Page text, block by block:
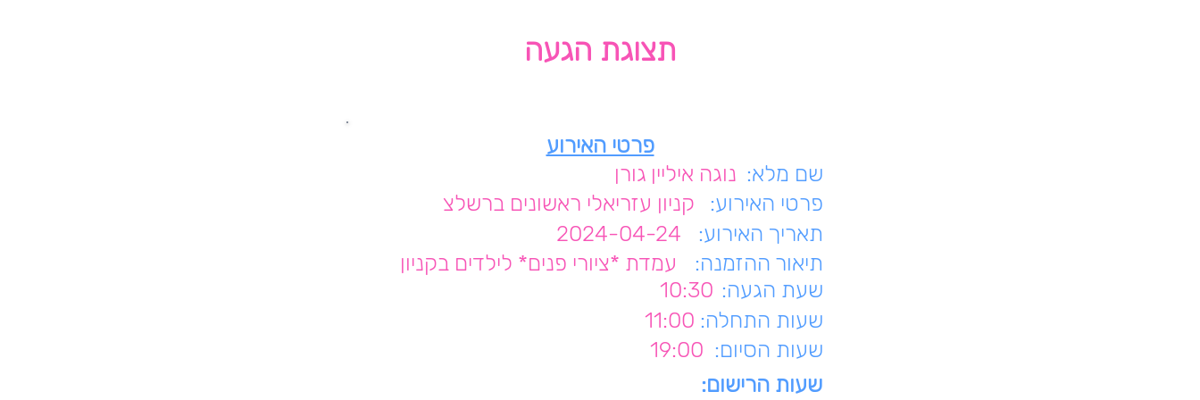
תצוגת הגעה
פרטי האירוע
שם מלא: נוגה איליין גורן
קניון עזריאלי ראשונים ברשלצ
פרטי האירוע:
2024-04-24
תאריך האירוע:
עמדת *ציורי פנים* לילדים בקניון
תיאור ההזמנה:
10:30 שעת הגעה:
11:00 שעות התחלה:
19:00 שעות הסיום:
שעות הרישום: